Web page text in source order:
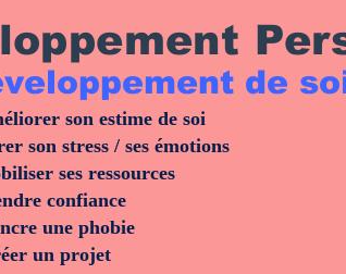
de
son estime de soi
son stress / ses émotions
ses ressources
confiance
une phobie
un projet